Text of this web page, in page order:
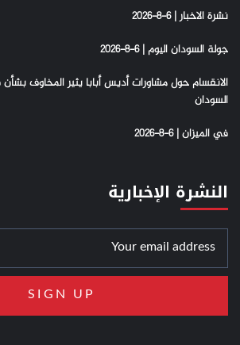
نشرة الاخبار | 6-8-2026
جولة السودان اليوم | 6-8-2026
الانقسام حول مشاورات أديس أبابا يثير المخاوف
السودان
في الميزان | 6-8-2026
النشرة الإخبارية